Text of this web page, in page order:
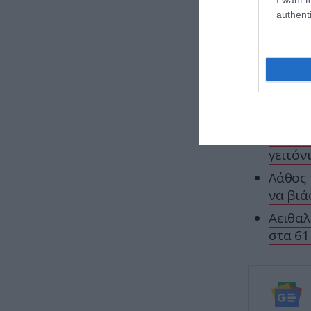
με
Λάθος
να
στα